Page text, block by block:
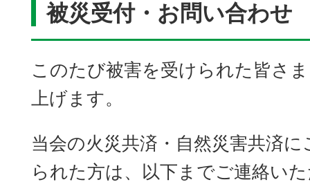
被災受付・お問い合わせ
このたび被害を受けられた皆さ
上げます。
当会の火災共済・自然災害共済
られた方は、以下までご連絡い